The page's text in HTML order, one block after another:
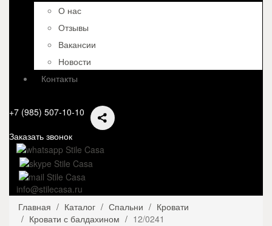
О нас
Отзывы
Вакансии
Новости
Контакты
+7 (985) 507-10-10
Заказать звонок
info@stilecasa.ru
Главная
Каталог Спальни
Кровати
Кровати с балдахином
12/0241